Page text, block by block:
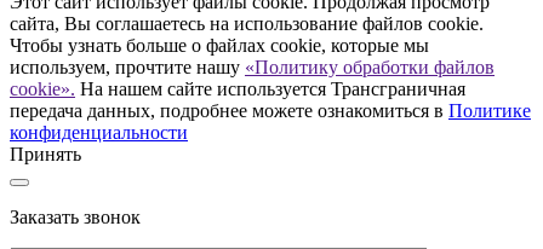
сайта, Вы соглашаетесь на использование файлов cookie.
Чтобы узнать больше о файлах cookie, которые мы
используем, прочтите нашу «Политику обработки файлов
cookie». На нашем сайте используется Трансграничная
передача данных, подробнее можете ознакомиться в Политике
конфиденциальности
Принять
Заказать звонок